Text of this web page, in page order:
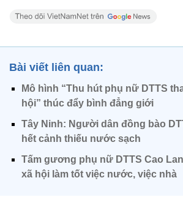
Bài viết liên quan:
Mô hình “Thu hút phụ nữ DTTS
hội” thúc đẩy bình đẳng giới
Tây Ninh: Người dân đồng bào
hết cảnh thiếu nước sạch
Tấm gương phụ nữ DTTS Cao
xã hội làm tốt việc nước, việc nhà